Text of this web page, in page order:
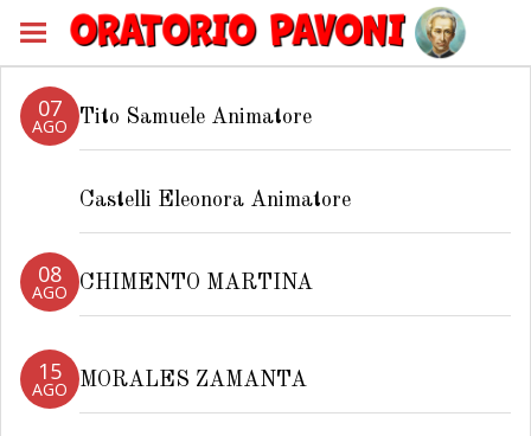
07
AGO Tito Samuele Animatore
Castelli Eleonora Animatore
08
AGO CHIMENTO MARTINA
15
AGO MORALES ZAMANTA